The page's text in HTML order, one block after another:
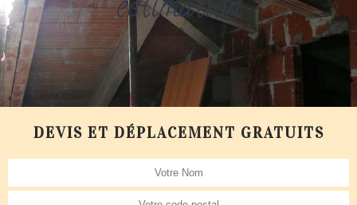
DEVIS ET DÉPLACEMENT GRATUITS